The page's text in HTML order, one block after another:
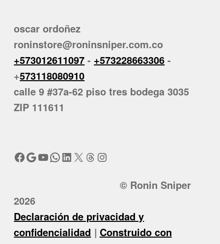
oscar ordoñez
roninstore@roninsniper.com.co
+573012611097 - +573228663306 -
+573118080910
calle 9 #37a-62 piso tres bodega 3035
ZIP 111611
Facebook
Google
YouTube
WhatsApp
LinkedIn
X Threads
Instagram
© Ronin Sniper
2026
Declaración de privacidad y
confidencialidad
Construido con